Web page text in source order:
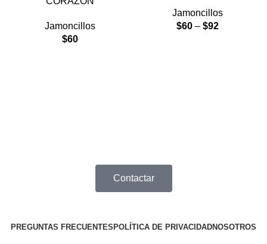
Jamoncillos
$60
Jamoncillos
$60 – $92
Contactar
PREGUNTAS FRECUENTES POLÍTICA DE PRIVACIDADNOSOTROS